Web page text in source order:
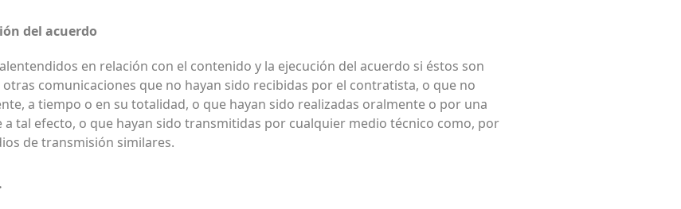
del acuerdo
en relación con el contenido y la ejecución del acuerdo si éstos son
comunicaciones que no hayan sido recibidas por el contratista, o que no
a tiempo o en su totalidad, o que hayan sido realizadas oralmente o por una
tal efecto, o que hayan sido transmitidas por cualquier medio técnico como, por
de transmisión similares.